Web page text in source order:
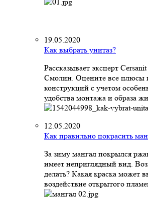
19.05.2020
Как выбрать унитаз?
Рассказывает эксперт
Смолин. Оцените все плюсы
конструкций с учетом
удобства монтажа и образа
12.05.2020
Как правильно покрасить
За зиму мангал покрылся
имеет неприглядный вид.
делать? Какая краска может
воздействие открытого